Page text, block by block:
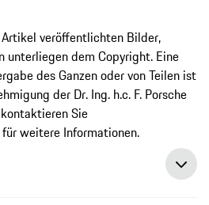
veröffentlichten Bilder,
unterliegen dem Copyright. Eine
des Ganzen oder von Teilen ist
der Dr. Ing. h.c. F. Porsche
Sie
für weitere Informationen.